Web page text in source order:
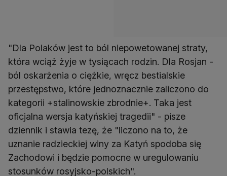
"Dla Polaków jest to ból niepowetowanej straty,
która wciąż żyje w tysiącach rodzin. Dla Rosjan -
ból oskarżenia o ciężkie, wręcz bestialskie
przestępstwo, które jednoznacznie zaliczono do
kategorii +stalinowskie zbrodnie+. Taka jest
oficjalna wersja katyńskiej tragedii" - pisze
dziennik i stawia tezę, że "liczono na to, że
uznanie radzieckiej winy za Katyń spodoba się
Zachodowi i będzie pomocne w uregulowaniu
stosunków rosyjsko-polskich".